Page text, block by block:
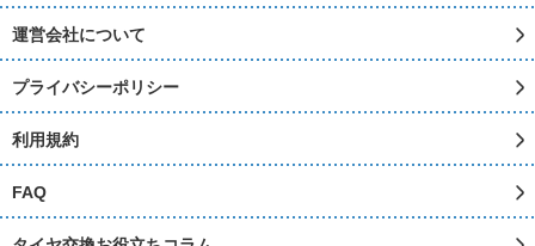
運営会社について
プライバシーポリシー
利用規約
FAQ